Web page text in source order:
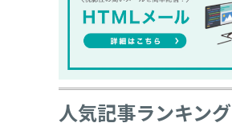
人気記事ランキング